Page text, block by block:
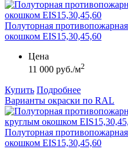
Полуторная
окошком EIS15,30,45,60
Цена
11 000 руб./м2
Купить Подробнее
Варианты окраски по RAL
Полуторная
окошком EIS15,30,45,60